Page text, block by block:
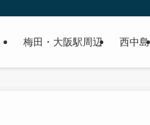
梅田・大阪駅周辺 西中島